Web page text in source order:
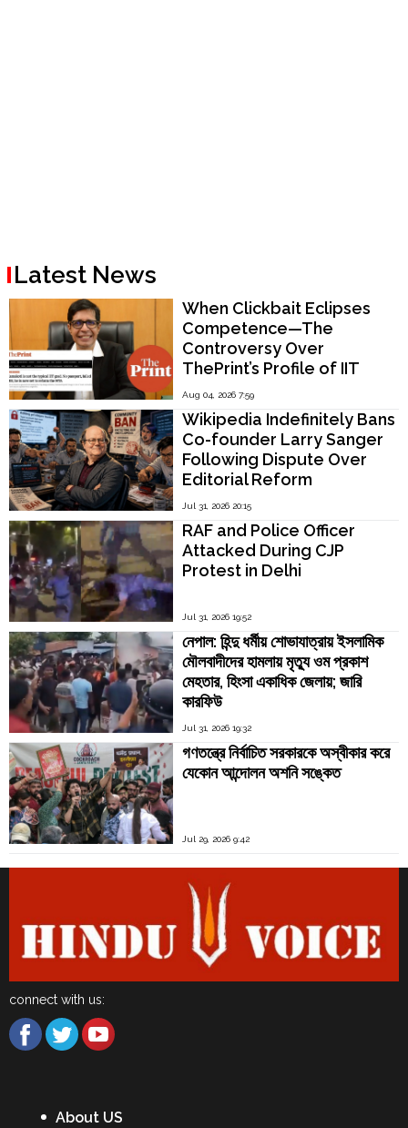
Latest News
When Clickbait Eclipses
Competence—The
Controversy Over
ThePrint’s Profile of IIT
Madras Director V.
Kamakoti
Aug 04, 2026 7:59
Wikipedia Indefinitely Bans
Co-founder Larry Sanger
Following Dispute Over
Editorial Reform
Jul 31, 2026 20:15
RAF and Police Officer
Attacked During CJP
Protest in Delhi
Jul 31, 2026 19:52
নেপাল: হিন্দু ধর্মীয় শোভাযাত্রায় ইসলামিক
মৌলবাদীদের হামলায় মৃত্যু ওম প্রকাশ
মেহতার, হিংসা একাধিক জেলায়; জারি
কারফিউ
Jul 31, 2026 19:32
গণতন্ত্রে নির্বাচিত সরকারকে অস্বীকার করে
যেকোন আন্দোলন অশনি সঙ্কেত
Jul 29, 2026 9:42
connect with us:
About US